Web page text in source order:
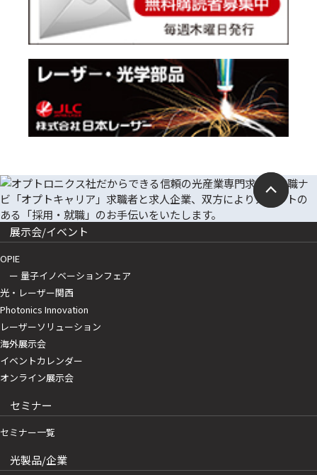
展示会/イベント
OPIE
ー 量子イノベーションフェア
光・レーザー関西
Photonics Innovation
レーザーソリューション
海外展示会
イベントカレンダー
オンライン展示会
セミナー
セミナー一覧
光製品/企業